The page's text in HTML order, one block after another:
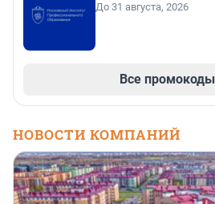
До 31 августа, 2026
Все промокоды
НОВОСТИ КОМПАНИЙ